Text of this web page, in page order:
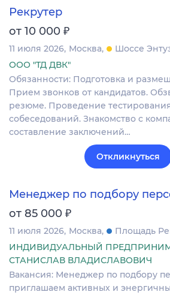
Рекрутер
от 10 000 ₽
11 июля 2026 Москва
Шоссе
ООО "ТД ДВК"
Обязанности: Подготовка и
Прием звонков от кандидатов.
резюме. Проведение
собеседований. Знакомство с
составление заключений…
Откликнуться
Менеджер по подбору
от 85 000 ₽
11 июля 2026 Москва
Площадь
ИНДИВИДУАЛЬНЫЙ
СТАНИСЛАВ ВЛАДИСЛАВОВИЧ
Вакансия: Менеджер по подбору
приглашаем активных и